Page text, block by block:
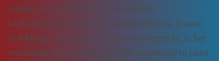
andere: een muffe geur, verminderde
koelcapaciteit, verhoogd energieverbruik, lawaai
of lekkage. Als u deze symptomen opmerkt, is het
verstandig om zo snel mogelijk onderhoud te laten